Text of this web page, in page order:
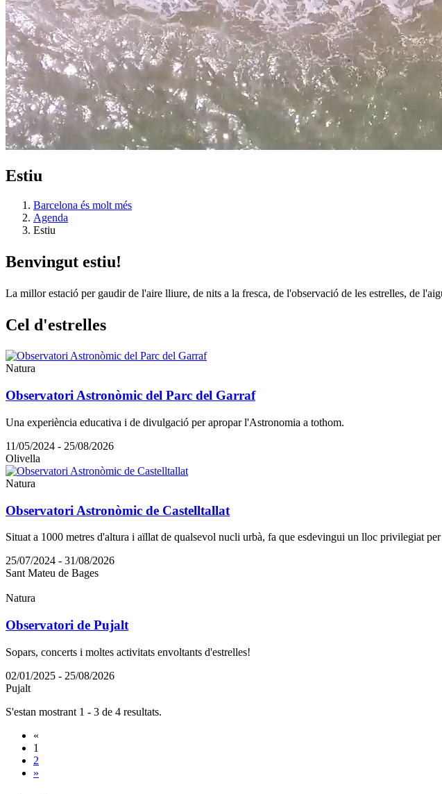
Estiu
Barcelona és molt més
Agenda
Estiu
Benvingut estiu!
La millor estació per gaudir de l'aire lliure, de nits a la fresca, de l'observació de les estrelles, de
Cel d'estrelles
Natura
Observatori Astronòmic del Parc del Garraf
Una experiència educativa i de divulgació per apropar l'Astronomia a tothom.
11/05/2024 - 25/08/2026
Olivella
Natura
Observatori Astronòmic de Castelltallat
Situat a 1000 metres d'altura i aïllat de qualsevol nucli urbà, fa que esdevingui un lloc privilegiat
25/07/2024 - 31/08/2026
Sant Mateu de Bages
Natura
Observatori de Pujalt
Sopars, concerts i moltes activitats envoltants d'estrelles!
02/01/2025 - 25/08/2026
Pujalt
S'estan mostrant 1 - 3 de 4 resultats.
«
1
2
»